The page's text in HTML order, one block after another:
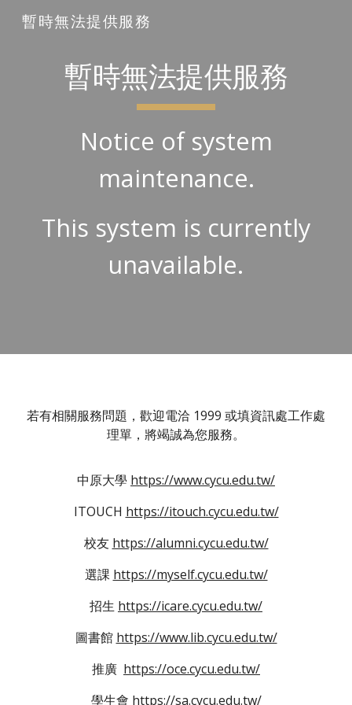
Skip to main content
暫時無法提供服務
暫時無法提供服務
Notice of system
maintenance.
This system is currently
unavailable.
若有相關服務問題，歡迎電洽 1999 或填資訊處工作處
理單，將竭誠為您服務。
中原大學 https://www.cycu.edu.tw/
ITOUCH https://itouch.cycu.edu.tw/
校友 https://alumni.cycu.edu.tw/
選課 https://myself.cycu.edu.tw/
招生 https://icare.cycu.edu.tw/
圖書館 https://www.lib.cycu.edu.tw/
推廣 https://oce.cycu.edu.tw/
學生會 https://sa.cycu.edu.tw/